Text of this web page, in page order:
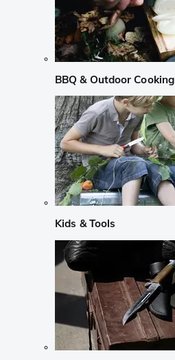
BBQ & Outdoor Cooking
Kids & Tools